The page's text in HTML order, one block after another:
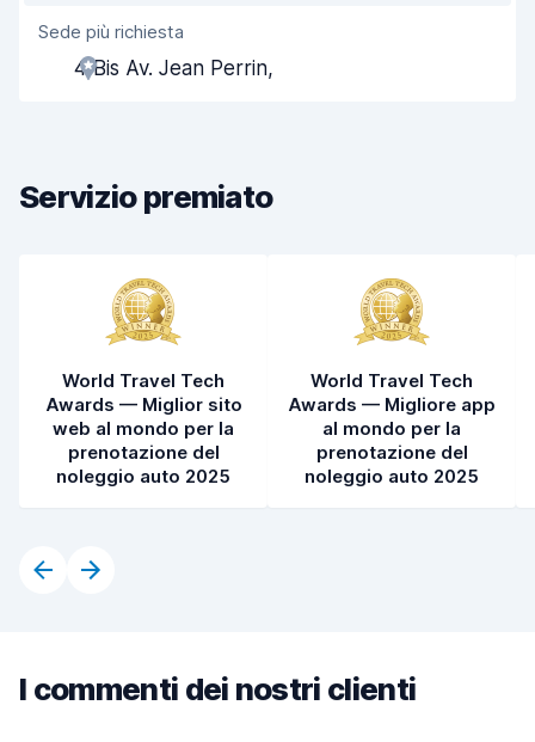
Gentilezza degli agenti
Rapidità del ritiro
Pulizia del veicolo
Sede più richiesta
4 Bis Av. Jean Perrin,
Servizio premiato
World Travel Tech
Awards — Miglior sito
web al mondo per la
prenotazione del
noleggio auto 2025
World Travel Tech
Awards — Migliore app
al mondo per la
prenotazione del
noleggio auto 2025
I commenti dei nostri clienti